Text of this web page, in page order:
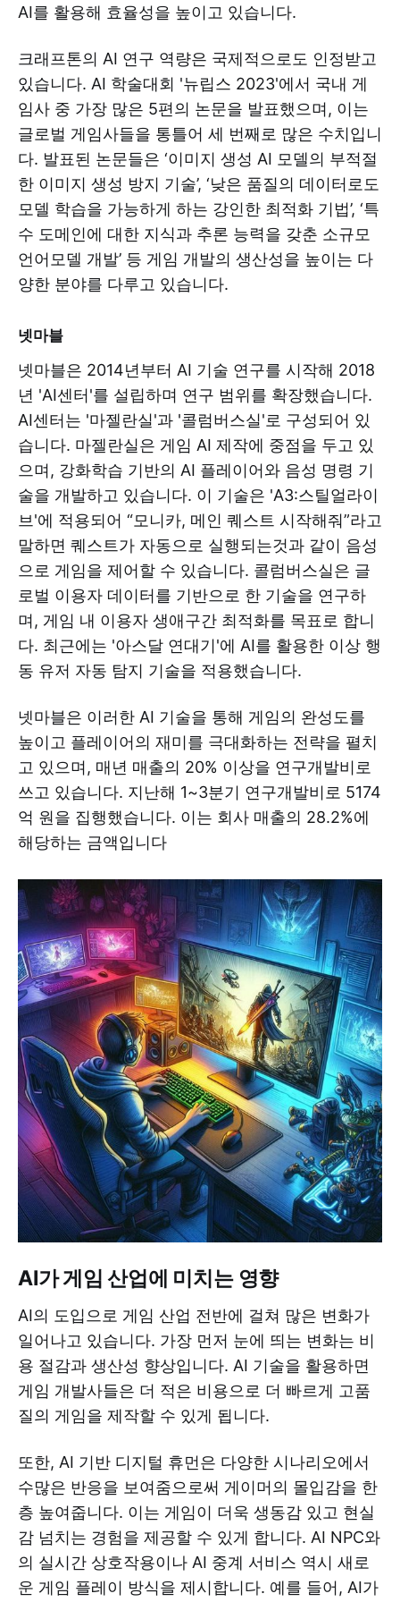
AI를 활용해 효율성을 높이고 있습니다.
크래프톤의 AI 연구 역량은 국제적으로도 인정받고
있습니다. AI 학술대회 '뉴립스 2023'에서 국내 게
임사 중 가장 많은 5편의 논문을 발표했으며, 이는
글로벌 게임사들을 통틀어 세 번째로 많은 수치입니
다. 발표된 논문들은 ‘이미지 생성 AI 모델의 부적절
한 이미지 생성 방지 기술’, ‘낮은 품질의 데이터로도
모델 학습을 가능하게 하는 강인한 최적화 기법’, ‘특
수 도메인에 대한 지식과 추론 능력을 갖춘 소규모
언어모델 개발’ 등 게임 개발의 생산성을 높이는 다
양한 분야를 다루고 있습니다.
넷마블
넷마블은 2014년부터 AI 기술 연구를 시작해 2018
년 'AI센터'를 설립하며 연구 범위를 확장했습니다.
AI센터는 '마젤란실'과 '콜럼버스실'로 구성되어 있
습니다. 마젤란실은 게임 AI 제작에 중점을 두고 있
으며, 강화학습 기반의 AI 플레이어와 음성 명령 기
술을 개발하고 있습니다. 이 기술은 'A3:스틸얼라이
브'에 적용되어 “모니카, 메인 퀘스트 시작해줘”라고
말하면 퀘스트가 자동으로 실행되는것과 같이 음성
으로 게임을 제어할 수 있습니다. 콜럼버스실은 글
로벌 이용자 데이터를 기반으로 한 기술을 연구하
며, 게임 내 이용자 생애구간 최적화를 목표로 합니
다. 최근에는 '아스달 연대기'에 AI를 활용한 이상 행
동 유저 자동 탐지 기술을 적용했습니다.
넷마블은 이러한 AI 기술을 통해 게임의 완성도를
높이고 플레이어의 재미를 극대화하는 전략을 펼치
고 있으며, 매년 매출의 20% 이상을 연구개발비로
쓰고 있습니다. 지난해 1~3분기 연구개발비로 5174
억 원을 집행했습니다. 이는 회사 매출의 28.2%에
해당하는 금액입니다
AI가 게임 산업에 미치는 영향
AI의 도입으로 게임 산업 전반에 걸쳐 많은 변화가
일어나고 있습니다. 가장 먼저 눈에 띄는 변화는 비
용 절감과 생산성 향상입니다. AI 기술을 활용하면
게임 개발사들은 더 적은 비용으로 더 빠르게 고품
질의 게임을 제작할 수 있게 됩니다.
또한, AI 기반 디지털 휴먼은 다양한 시나리오에서
수많은 반응을 보여줌으로써 게이머의 몰입감을 한
층 높여줍니다. 이는 게임이 더욱 생동감 있고 현실
감 넘치는 경험을 제공할 수 있게 합니다. AI NPC와
의 실시간 상호작용이나 AI 중계 서비스 역시 새로
운 게임 플레이 방식을 제시합니다. 예를 들어, AI가